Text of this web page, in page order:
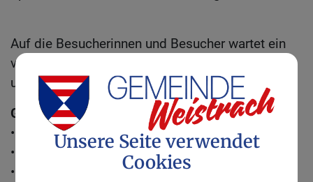
Auf die Besucherinnen und Besucher wartet ein
vielfältiges Programm mit zahlreichen Stationen
und Bewerben.
Geplant sind unter anderem:
• 60 Meter Lauf
• Weitsprung
• Weitwurf
Unsere Seite verwendet
Cookies